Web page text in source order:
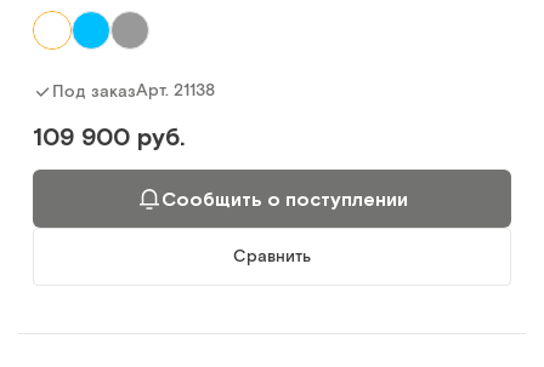
Под заказАрт. 21138
109 900 руб.
Сообщить о поступлении
Сравнить